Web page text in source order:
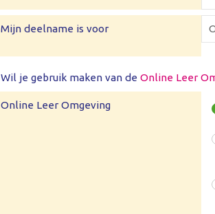
Mijn deelname is voor
Wil je gebruik maken van de Online Leer
Online Leer Omgeving